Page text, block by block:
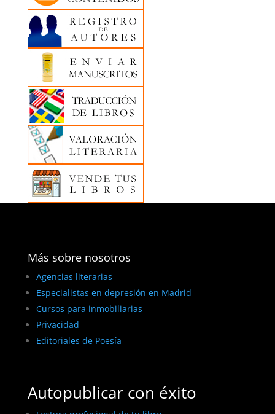
Más sobre nosotros
Agencias literarias
Especialistas en depresión en Madrid
Cursos para inmobiliarias
Privacidad
Editoriales de Poesía
Autopublicar con éxito